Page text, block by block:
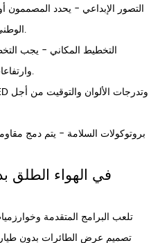
التصور الإبداعي - يحدد المصممون
الوطني أو الحدث الرياضي أو إطلاق المنتج.
التخطيط المكاني - يجب
وارتفاعات الطيران والتشكيلات لزيادة الرؤية.
بروتوكولات السلامة - يتم دمج
في الهواء الطلق
تلعب البرامج المتقدمة
تصميم عرض الطائرات بدون